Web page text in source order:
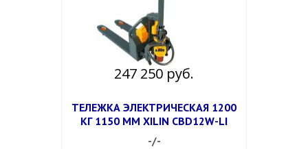
247 250 руб.
ТЕЛЕЖКА ЭЛЕКТРИЧЕСКАЯ 1200
КГ 1150 ММ XILIN CBD12W-LI
-/-